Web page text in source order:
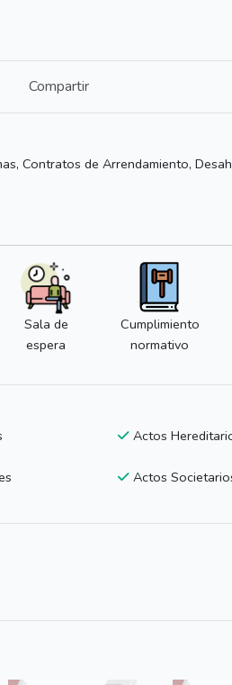
Compartir
Contratos de Arrendamiento,
Sala de
espera
Cumplimiento
normativo
Actos
Actos